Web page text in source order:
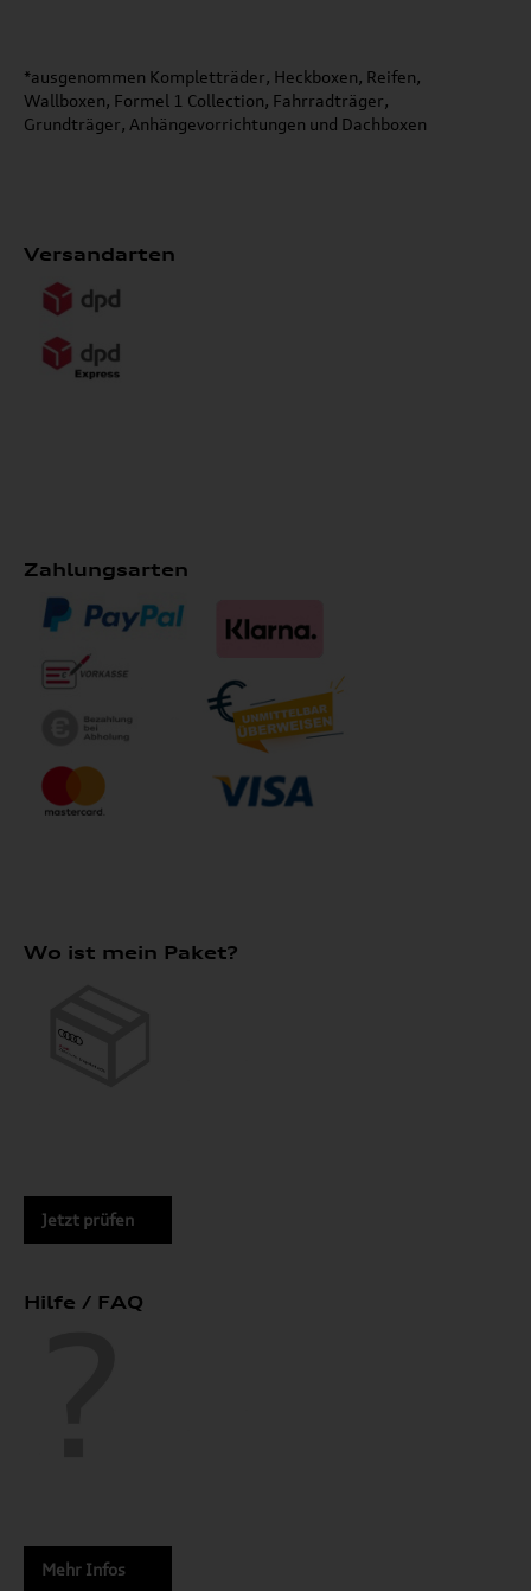
*ausgenommen Kompletträder, Heckboxen, Reifen,
Wallboxen, Formel 1 Collection, Fahrradträger,
Grundträger, Anhängevorrichtungen und Dachboxen
Versandarten
Zahlungsarten
Wo ist mein Paket?
Jetzt prüfen
Hilfe / FAQ
Mehr Infos